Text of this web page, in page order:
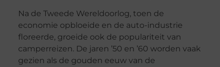
Na de Tweede Wereldoorlog, toen de
economie opbloeide en de auto-industrie
floreerde, groeide ook de populariteit van
camperreizen. De jaren ’50 en ’60 worden vaak
gezien als de gouden eeuw van de